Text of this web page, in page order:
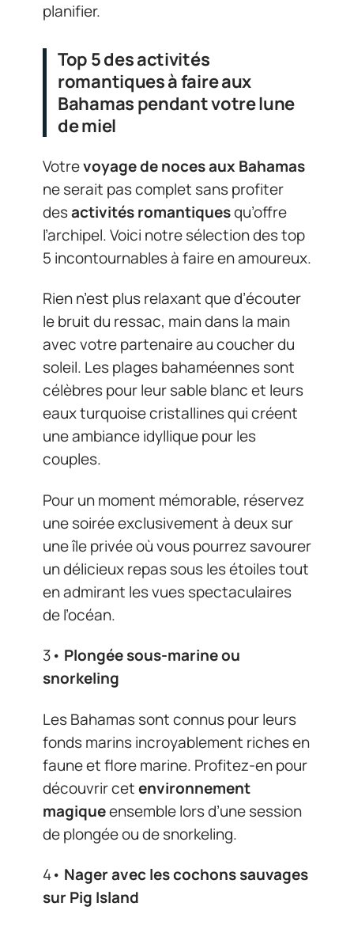
planifier.
Top 5 des activités
romantiques à faire aux
Bahamas pendant votre lune
de miel
Votrevoyage de noces aux Bahamas
ne serait pas complet sans profiter
desactivités romantiquesqu’offre
l’archipel. Voici notre sélection des top
5 incontournables à faire en amoureux.
Rien n’est plus relaxant que d’écouter
le bruit du ressac, main dans la main
avec votre partenaire au coucher du
soleil. Les plages bahaméennes sont
célèbres pour leur sable blanc et leurs
eaux turquoise cristallines qui créent
une ambiance idyllique pour les
couples.
Pour un moment mémorable, réservez
une soirée exclusivement à deux sur
une île privée où vous pourrez savourer
un délicieux repas sous les étoiles tout
en admirant les vues spectaculaires
de l’océan.
3• Plongée sous-marine ou
snorkeling
Les Bahamas sont connus pour leurs
fonds marins incroyablement riches en
faune et flore marine. Profitez-en pour
découvrir cetenvironnement
magiqueensemble lors d’une session
de plongée ou de snorkeling.
4• Nager avec les cochons sauvages
sur Pig Island